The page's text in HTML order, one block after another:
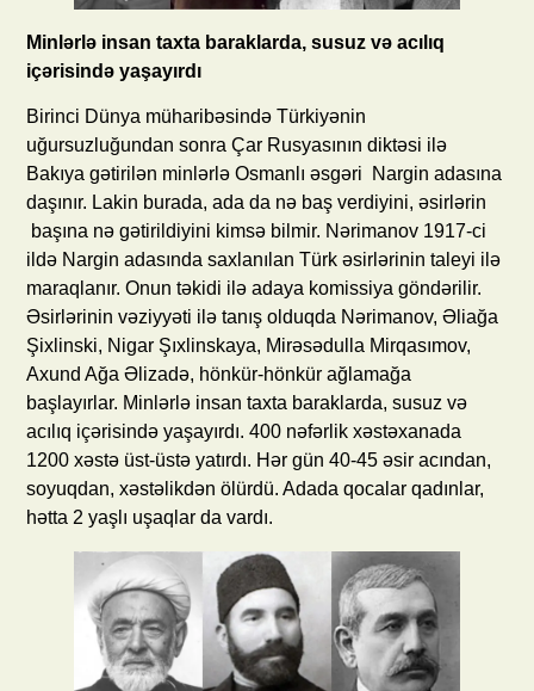
Minlərlə insan taxta baraklarda, susuz və acılıq
içərisində yaşayırdı
Birinci Dünya müharibəsində Türkiyənin
uğursuzluğundan sonra Çar Rusyasının diktəsi ilə
Bakıya gətirilən minlərlə Osmanlı əsgəri Nargin adasına
daşınır. Lakin burada, ada da nə baş verdiyini, əsirlərin
başına nə gətirildiyini kimsə bilmir. Nərimanov 1917-ci
ildə Nargin adasında saxlanılan Türk əsirlərinin taleyi ilə
maraqlanır. Onun təkidi ilə adaya komissiya göndərilir.
Əsirlərinin vəziyyəti ilə tanış olduqda Nərimanov, Əliağa
Şixlinski, Nigar Şıxlinskaya, Mirəsədulla Mirqasımov,
Axund Ağa Əlizadə, hönkür-hönkür ağlamağa
başlayırlar. Minlərlə insan taxta baraklarda, susuz və
acılıq içərisində yaşayırdı. 400 nəfərlik xəstəxanada
1200 xəstə üst-üstə yatırdı. Hər gün 40-45 əsir acından,
soyuqdan, xəstəlikdən ölürdü. Adada qocalar qadınlar,
hətta 2 yaşlı uşaqlar da vardı.